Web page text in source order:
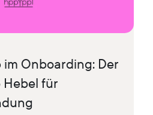
Onboarding: Der
für